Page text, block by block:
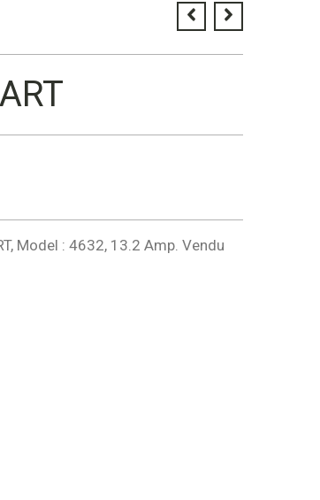
Model : 4632, 13.2 Amp. Vendu